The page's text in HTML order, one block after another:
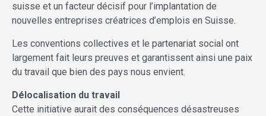
suisse et un facteur décisif pour l’implantation de
nouvelles entreprises créatrices d’emplois en Suisse.
Les conventions collectives et le partenariat social ont
largement fait leurs preuves et garantissent ainsi une paix
du travail que bien des pays nous envient.
Délocalisation du travail
Cette initiative aurait des conséquences désastreuses